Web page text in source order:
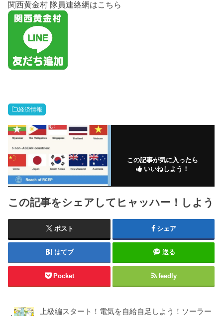
関西黄金村 隊員連絡網はこちら
経済情報
この記事が気に入ったら
いいねしよう！
この記事をシェアしてヒャッハー！しよう
ポスト シェア
はてブ 送る
Pocket feedly
上級編スタート！電気を自給自足しよう！ソーラー